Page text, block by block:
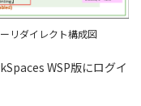
リダイレクト構成図
WSP版にログイ